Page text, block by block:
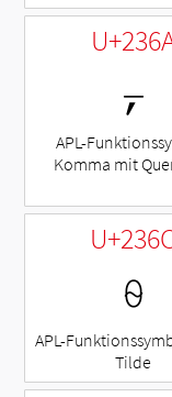
⍪
APL-
Komma mit
⍬
APL-
Tilde